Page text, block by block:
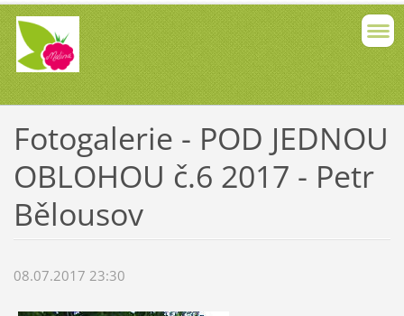
Fotogalerie - POD JEDNOU
OBLOHOU č.6 2017 - Petr
Bělousov
08.07.2017 23:30